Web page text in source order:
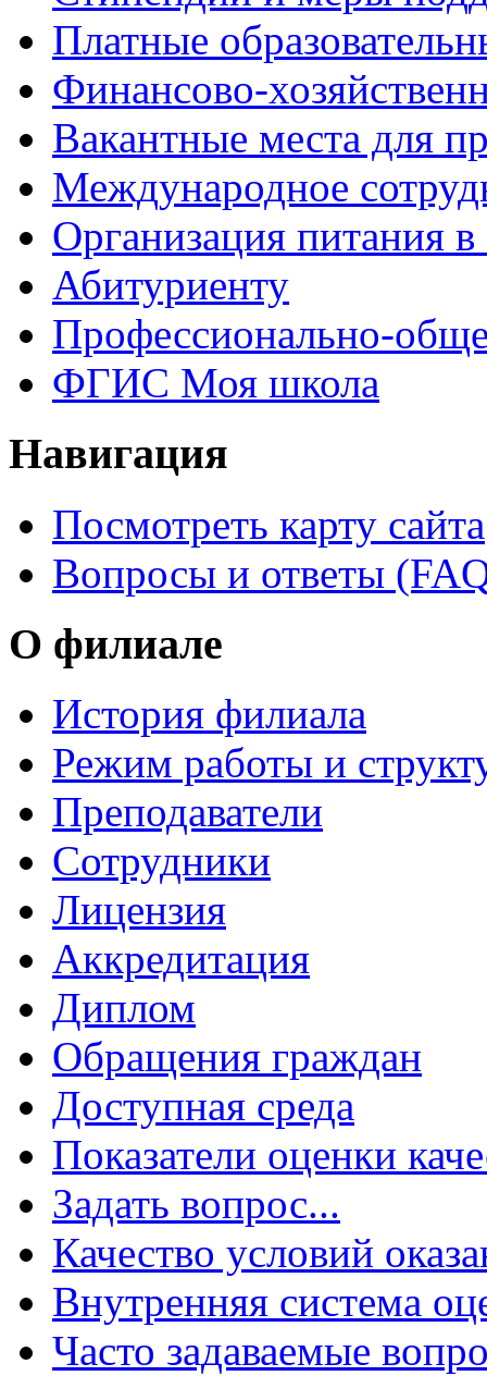
Платные
Финансово-
Вакантные места для
Международное
Организация питания в
Абитуриенту
Профессионально-
ФГИС Моя школа
Навигация
Посмотреть карту сайта
Вопросы и ответы
О филиале
История филиала
Режим работы и
Преподаватели
Сотрудники
Лицензия
Аккредитация
Диплом
Обращения граждан
Доступная среда
Показатели оценки
Задать вопрос...
Качество условий
Внутренняя система
Часто задаваемые